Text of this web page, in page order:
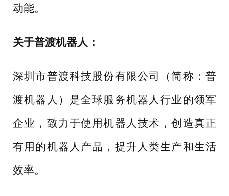
动能。
关于普渡机器人：
深圳市普渡科技股份有限公司（简称：普
渡机器人）是全球服务机器人行业的领军
企业，致力于使用机器人技术，创造真正
有用的机器人产品，提升人类生产和生活
效率。